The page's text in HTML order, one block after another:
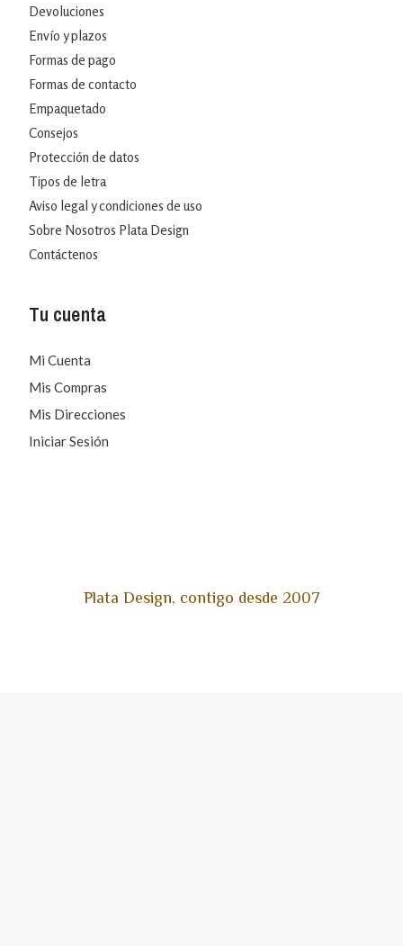
Devoluciones
Envío y plazos
Formas de pago
Formas de contacto
Empaquetado
Consejos
Protección de datos
Tipos de letra
Aviso legal y condiciones de uso
Sobre Nosotros Plata Design
Contáctenos
Tu cuenta
Mi Cuenta
Mis Compras
Mis Direcciones
Iniciar Sesión
Plata Design, contigo desde 2007